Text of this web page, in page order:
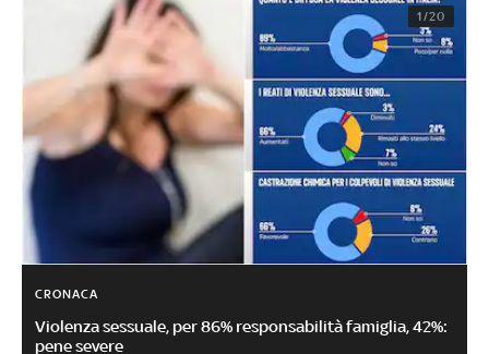
1/20
CRONACA
Violenza sessuale, per 86% responsabilità famiglia, 42%:
pene severe